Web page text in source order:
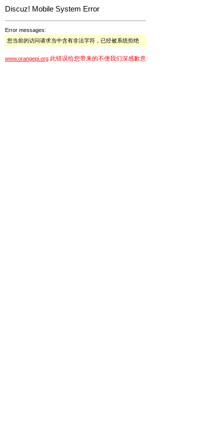
Discuz! Mobile System Error
Error messages:
您当前的访问请求当中含有非法字符，已经被系统拒绝
www.orangepi.org 此错误给您带来的不便我们深感歉意